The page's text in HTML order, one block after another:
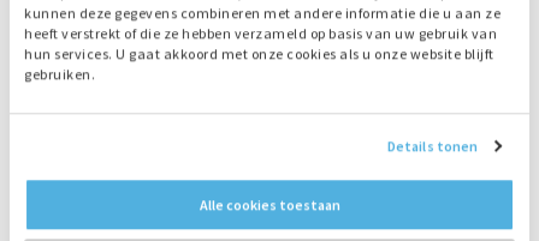
kunnen deze gegevens combineren met andere informatie die u aan ze
heeft verstrekt of die ze hebben verzameld op basis van uw gebruik van
hun services. U gaat akkoord met onze cookies als u onze website blijft
gebruiken.
Details tonen
Alle cookies toestaan
Aggregraat huren? Bredenoord levert
betrouwbare oplossingen
Zoekt u een betrouwbaar aggregaat voor uw event,
noodstroomvoorziening, bouwproject of andere
compleet aanbod aan aggregaten met vermogens van 15
tot 2000 kVA en denkt graag met u mee over de beste